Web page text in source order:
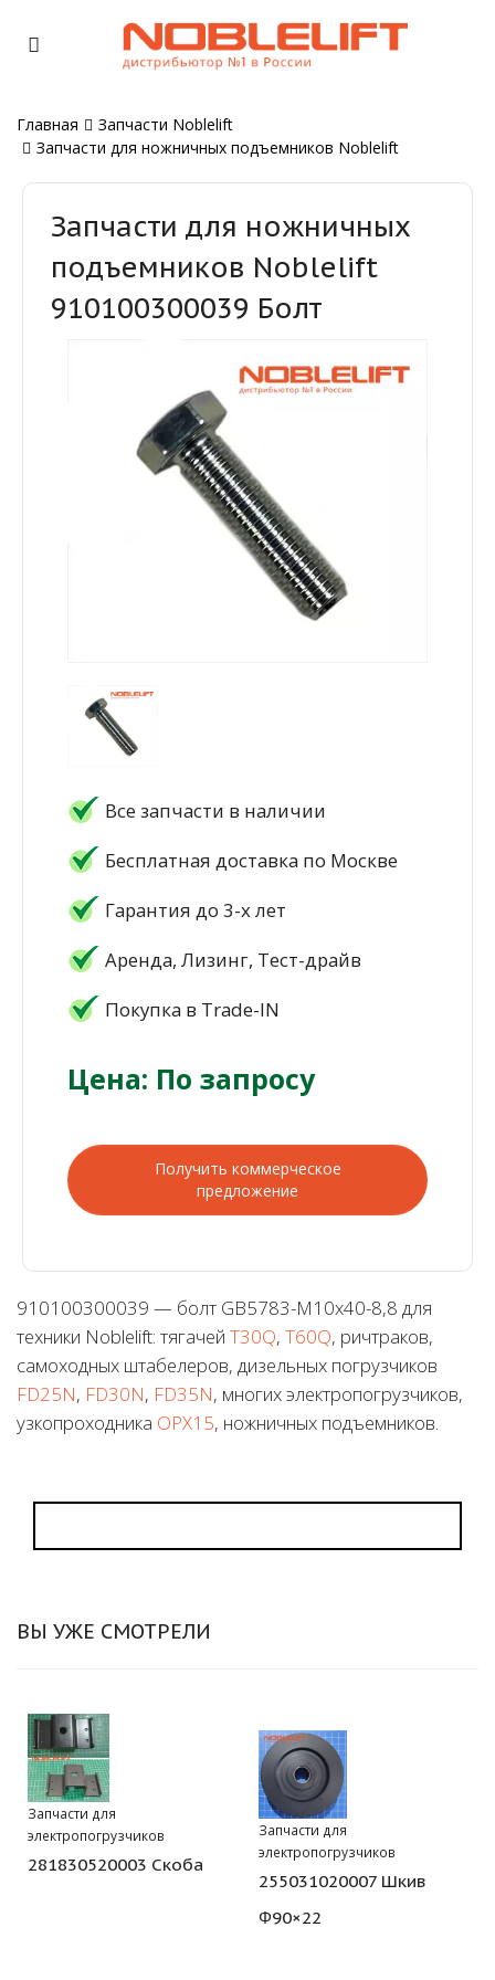
Главная
Запчасти Noblelift
Запчасти для ножничных подъемников Noblelift
Запчасти для ножничных
подъемников Noblelift
910100300039 Болт
Все запчасти в наличии
Бесплатная доставка по Москве
Гарантия до 3-х лет
Аренда, Лизинг, Тест-драйв
Покупка в Trade-IN
Цена: По запросу
Получить коммерческое
предложение
910100300039 — болт GB5783-M10x40-8,8 для
техники Noblelift: тягачей T30Q, T60Q, ричтраков,
самоходных штабелеров, дизельных погрузчиков
FD25N, FD30N, FD35N, многих электропогрузчиков,
узкопроходника OPX15, ножничных подъемников.
ВЫ УЖЕ СМОТРЕЛИ
Запчасти для
электропогрузчиков
281830520003 Скоба
Запчасти для
электропогрузчиков
255031020007 Шкив
Φ90×22